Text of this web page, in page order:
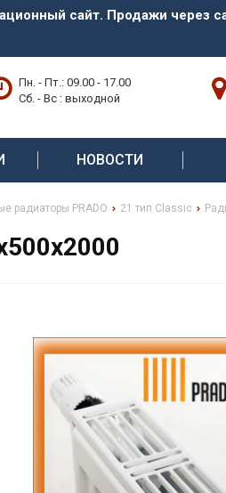
сайт. Продажи через
Пн. - Пт.: 09.00 - 17.00
Сб. - Вс : выходной
НОВОСТИ
радиаторы PRADO 21 тип Classic